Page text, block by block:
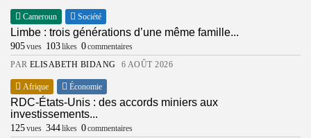
Cameroun Société
Limbe : trois générations d’une même famille...
905vues 103likes 0commentaires
PAR ELISABETH BIDANG 6 AOÛT 2026
Afrique Économie
RDC-États-Unis : des accords miniers aux
investissements...
125vues 344likes 0commentaires